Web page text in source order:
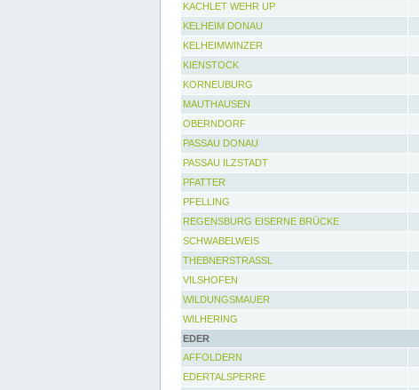
KACHLET WEHR UP
KELHEIM DONAU
KELHEIMWINZER
KIENSTOCK
KORNEUBURG
MAUTHAUSEN
OBERNDORF
PASSAU DONAU
PASSAU ILZSTADT
PFATTER
PFELLING
REGENSBURG EISERNE BRÜCKE
SCHWABELWEIS
THEBNERSTRASSL
VILSHOFEN
WILDUNGSMAUER
WILHERING
EDER
AFFOLDERN
EDERTALSPERRE